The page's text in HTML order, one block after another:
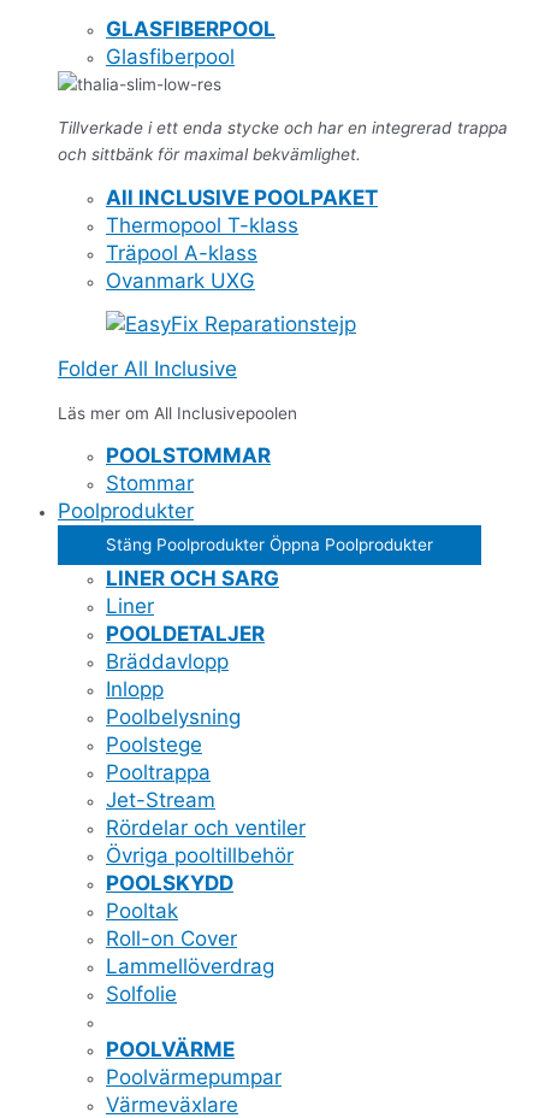
GLASFIBERPOOL
Glasfiberpool
Tillverkade i ett enda stycke och har en integrerad trappa
och sittbänk för maximal bekvämlighet.
All INCLUSIVE POOLPAKET
Thermopool T-klass
Träpool A-klass
Ovanmark UXG
Folder All Inclusive
Läs mer om All Inclusivepoolen
POOLSTOMMAR
Stommar
Poolprodukter
Stäng Poolprodukter Öppna Poolprodukter
LINER OCH SARG
Liner
POOLDETALJER
Bräddavlopp
Inlopp
Poolbelysning
Poolstege
Pooltrappa
Jet-Stream
Rördelar och ventiler
Övriga pooltillbehör
POOLSKYDD
Pooltak
Roll-on Cover
Lammellöverdrag
Solfolie
POOLVÄRME
Poolvärmepumpar
Värmeväxlare